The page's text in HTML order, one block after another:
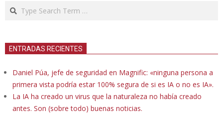
Search
ENTRADAS RECIENTES
Daniel Púa, jefe de seguridad en Magnific: «ninguna persona a
primera vista podría estar 100% segura de si es IA o no es IA».
La IA ha creado un virus que la naturaleza no había creado
antes. Son (sobre todo) buenas noticias.